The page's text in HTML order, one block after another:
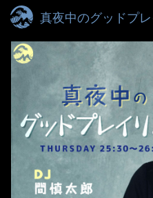
真夜中のグッドプ
yokohama 84.7